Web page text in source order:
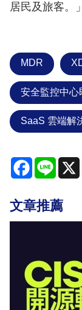
居民及旅客。」
MDR
安全監控中心
SaaS 雲端解
Facebook
Line
文章推薦